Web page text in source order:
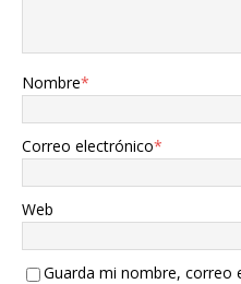
Nombre*
Correo electrónico*
Web
Guarda mi nombre, correo